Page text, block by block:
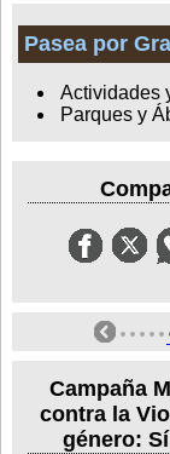
Pasea por
Actividades
Parques y
Campaña
contra la
género: